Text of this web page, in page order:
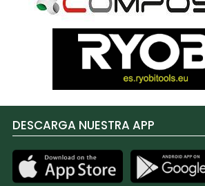
DESCARGA NUESTRA APP